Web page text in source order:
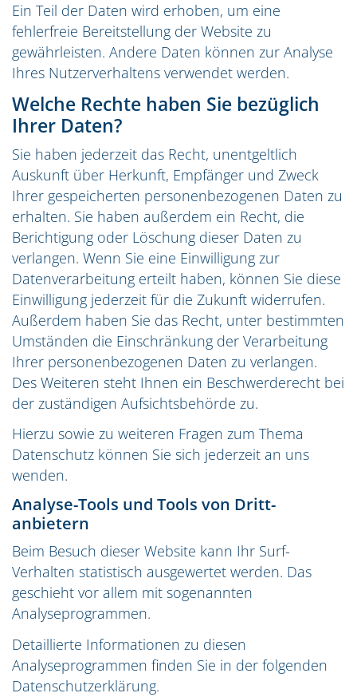
Ein Teil der Daten wird erhoben, um eine
fehlerfreie Bereitstellung der Website zu
gewährleisten. Andere Daten können zur Analyse
Ihres Nutzerverhaltens verwendet werden.
Welche Rechte haben Sie bezüglich
Ihrer Daten?
Sie haben jederzeit das Recht, unentgeltlich
Auskunft über Herkunft, Empfänger und Zweck
Ihrer gespeicherten personenbezogenen Daten zu
erhalten. Sie haben außerdem ein Recht, die
Berichtigung oder Löschung dieser Daten zu
verlangen. Wenn Sie eine Einwilligung zur
Datenverarbeitung erteilt haben, können Sie diese
Einwilligung jederzeit für die Zukunft widerrufen.
Außerdem haben Sie das Recht, unter bestimmten
Umständen die Einschränkung der Verarbeitung
Ihrer personenbezogenen Daten zu verlangen.
Des Weiteren steht Ihnen ein Beschwerderecht bei
der zuständigen Aufsichtsbehörde zu.
Hierzu sowie zu weiteren Fragen zum Thema
Datenschutz können Sie sich jederzeit an uns
wenden.
Analyse-Tools und Tools von Dritt­
anbietern
Beim Besuch dieser Website kann Ihr Surf-
Verhalten statistisch ausgewertet werden. Das
geschieht vor allem mit sogenannten
Analyseprogrammen.
Detaillierte Informationen zu diesen
Analyseprogrammen finden Sie in der folgenden
Datenschutzerklärung.